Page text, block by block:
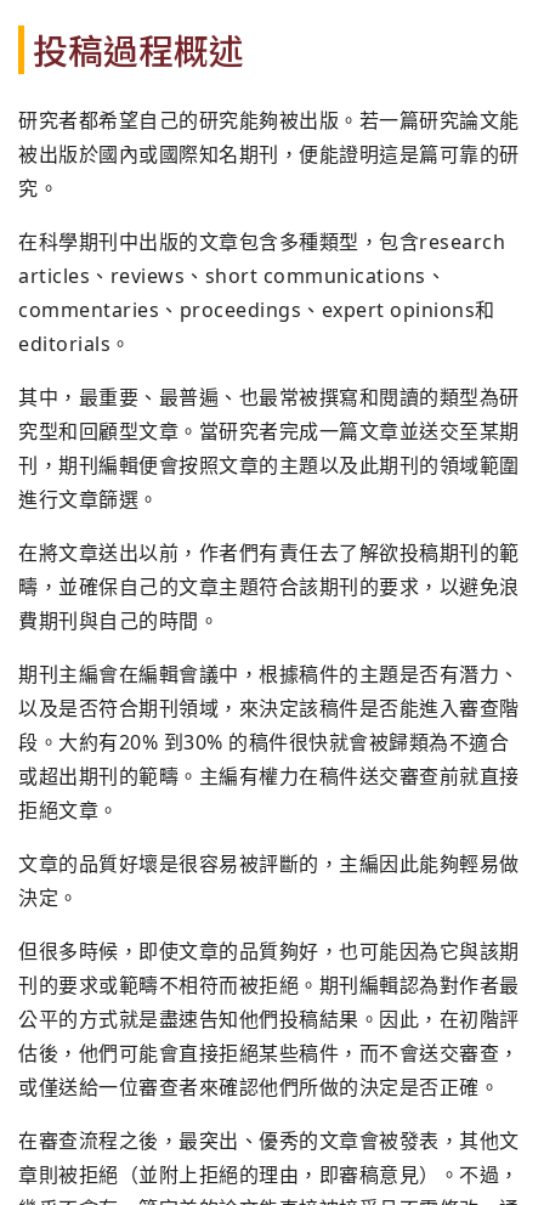
投稿過程概述
研究者都希望自己的研究能夠被出版。若一篇研究論文能
被出版於國內或國際知名期刊，便能證明這是篇可靠的研
究。
在科學期刊中出版的文章包含多種類型，包含research
articles、reviews、short communications、
commentaries、proceedings、expert opinions和
editorials。
其中，最重要、最普遍、也最常被撰寫和閱讀的類型為研
究型和回顧型文章。當研究者完成一篇文章並送交至某期
刊，期刊編輯便會按照文章的主題以及此期刊的領域範圍
進行文章篩選。
在將文章送出以前，作者們有責任去了解欲投稿期刊的範
疇，並確保自己的文章主題符合該期刊的要求，以避免浪
費期刊與自己的時間。
期刊主編會在編輯會議中，根據稿件的主題是否有潛力、
以及是否符合期刊領域，來決定該稿件是否能進入審查階
段。大約有20% 到30% 的稿件很快就會被歸類為不適合
或超出期刊的範疇。主編有權力在稿件送交審查前就直接
拒絕文章。
文章的品質好壞是很容易被評斷的，主編因此能夠輕易做
決定。
但很多時候，即使文章的品質夠好，也可能因為它與該期
刊的要求或範疇不相符而被拒絕。期刊編輯認為對作者最
公平的方式就是盡速告知他們投稿結果。因此，在初階評
估後，他們可能會直接拒絕某些稿件，而不會送交審查，
或僅送給一位審查者來確認他們所做的決定是否正確。
在審查流程之後，最突出、優秀的文章會被發表，其他文
章則被拒絕（並附上拒絕的理由，即審稿意見）。不過，